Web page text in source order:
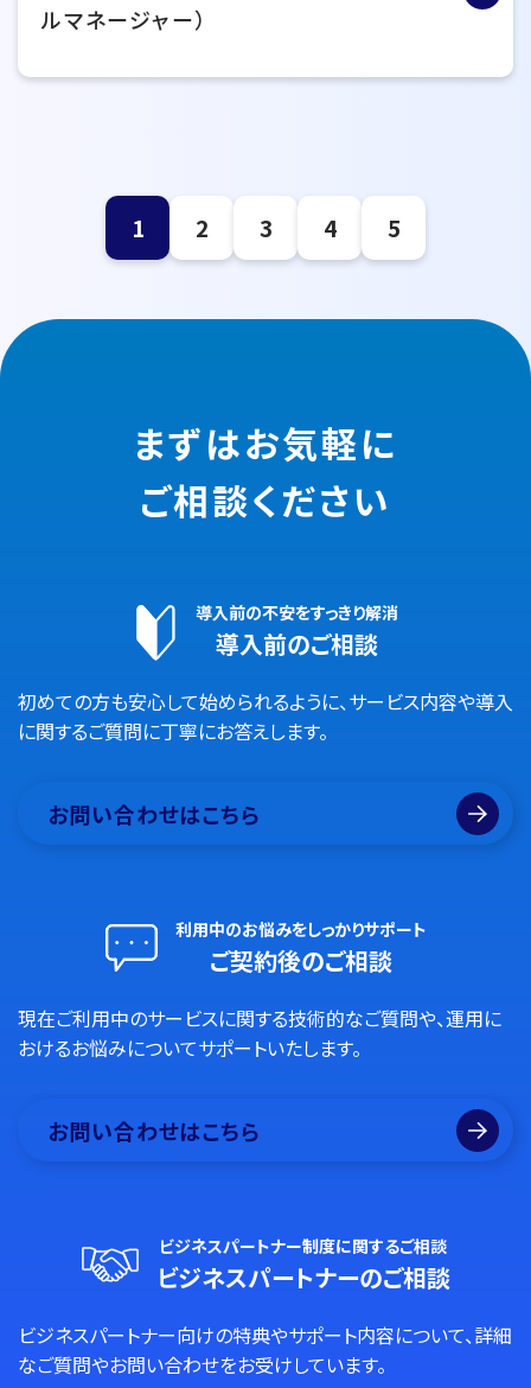
ルマネージャー）
1 2 3 4 5
まずはお気軽に
ご相談ください
導入前の不安をすっきり解消
導入前のご相談
初めての方も安心して始められるように、サービス内容や導入
に関するご質問に丁寧にお答えします。
お問い合わせはこちら
利用中のお悩みをしっかりサポート
ご契約後のご相談
現在ご利用中のサービスに関する技術的なご質問や、運用に
おけるお悩みについてサポートいたします。
お問い合わせはこちら
ビジネスパートナー制度に関するご相談
ビジネスパートナーのご相談
ビジネスパートナー向けの特典やサポート内容について、詳細
なご質問やお問い合わせをお受けしています。